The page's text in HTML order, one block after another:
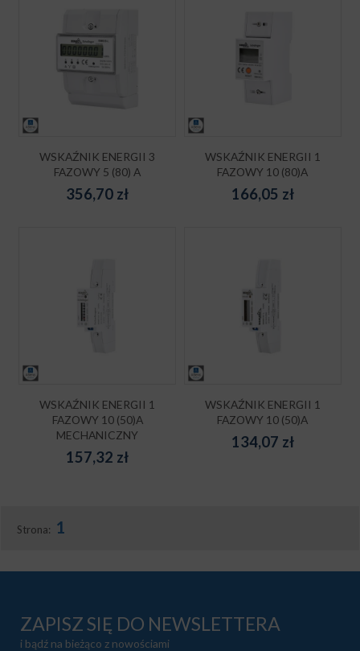
WSKAŹNIK ENERGII 3
FAZOWY 5 (80) A
356,70 zł
WSKAŹNIK ENERGII 1
FAZOWY 10 (80)A
166,05 zł
WSKAŹNIK ENERGII 1
FAZOWY 10 (50)A
MECHANICZNY
157,32 zł
WSKAŹNIK ENERGII 1
FAZOWY 10 (50)A
134,07 zł
Strona: 1
ZAPISZ SIĘ DO NEWSLETTERA
i bądź na bieżąco z nowościami